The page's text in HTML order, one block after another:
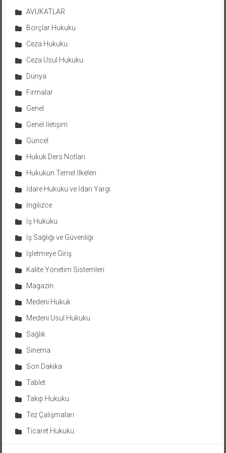
AVUKATLAR
Borçlar Hukuku
Ceza Hukuku
Ceza Usul Hukuku
Dünya
Firmalar
Genel
Genel İletişim
Güncel
Hukuk Ders Notları
Hukukun Temel İlkeleri
İdare Hukuku ve İdari Yargı
İngilizce
İş Hukuku
İş Sağlığı ve Güvenliği
İşletmeye Giriş
Kalite Yönetim Sistemleri
Magazin
Medeni Hukuk
Medeni Usul Hukuku
Sağlık
Sinema
Son Dakika
Tablet
Takip Hukuku
Tez Çalışmaları
Ticaret Hukuku